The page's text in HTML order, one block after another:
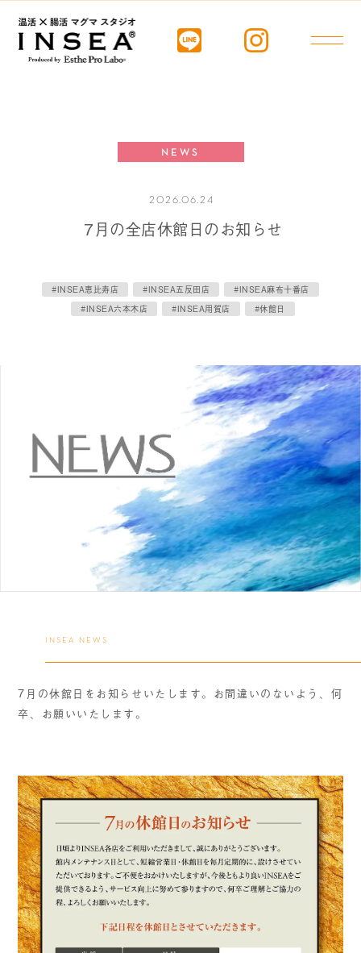
NEWS
2026.06.24
7月の全店休館日のお知らせ
#INSEA恵比寿店 #INSEA五反田店
#INSEA麻布十番店
#INSEA六本木店
#INSEA用賀店 #休館日
INSEA NEWS
7月の休館日をお知らせいたします。お間違いのないよう、何
卒、お願いいたします。